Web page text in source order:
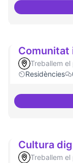
Treballem
Residències
Cultura
Treballem